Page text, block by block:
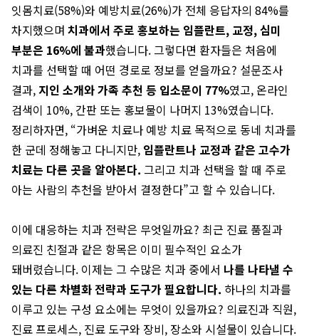
잇몸치료(58%)와 예방치료(26%)가 전체 응답자의 84%를
차지했으며 치과에서 주로 홍보하는 임플란트, 교정, 심미
부분은 16%에 불과했습니다. 그렇다면 환자들은 처음에
치과를 선택할 때 어떤 경로로 정보를 얻을까요? 설문조사
결과,지인 소개와 가족 추천 등 입소문이 77%였고, 온라인
검색이 10%, 간판 또는 홍보물이 나머지 13%였습니다.
정리하자면, “가벼운 치료나 예방 치료 목적으로 동네 치과를
한 군데 정해놓고 다니지만, 임플란트나 교정과 같은 고수가
치료는 다른 곳을 알아본다. 그리고 치과 선택을 할 때 주로
아는 사람의 추천을 받아서 결정한다”고 할 수 있습니다.
이에 대응하는 치과 전략은 무엇일까요? 최근 진료 품질과
의료진 친절과 같은 항목은 이미 필수적인 요소가
돼버렸습니다. 이제는 그 수많은 치과 중에서 나를 나타낼 수
있는 다른 차별화 전략과 도구가 필요합니다. 하나의 치과를
이루고 있는 구성 요소에는 무엇이 있을까요? 의료진과 직원,
진료 프로세스, 진료 도구와 장비, 장소와 시설물이 있습니다.